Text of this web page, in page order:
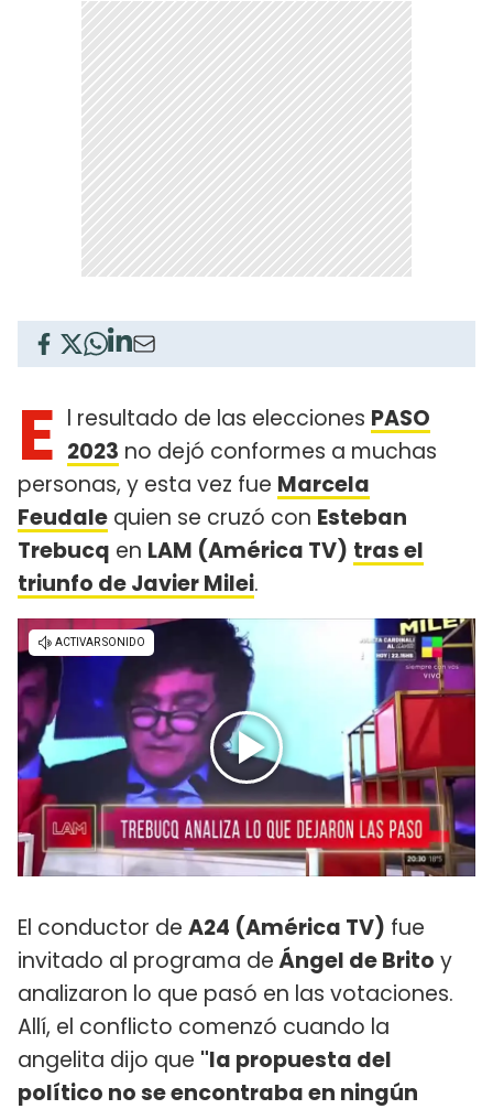
E l resultado de las elecciones PASO
2023 no dejó conformes a muchas
personas, y esta vez fue Marcela
Feudale quien se cruzó con Esteban
Trebucq en LAM (América TV) tras el
triunfo de Javier Milei.
El conductor de A24 (América TV) fue
invitado al programa deÁngel de Brito y
analizaron lo que pasó en las votaciones.
Allí, el conflicto comenzó cuando la
angelita dijo que "la propuesta del
político no se encontraba en ningún